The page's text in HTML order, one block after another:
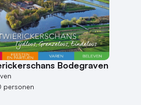
Bodegraven
personen